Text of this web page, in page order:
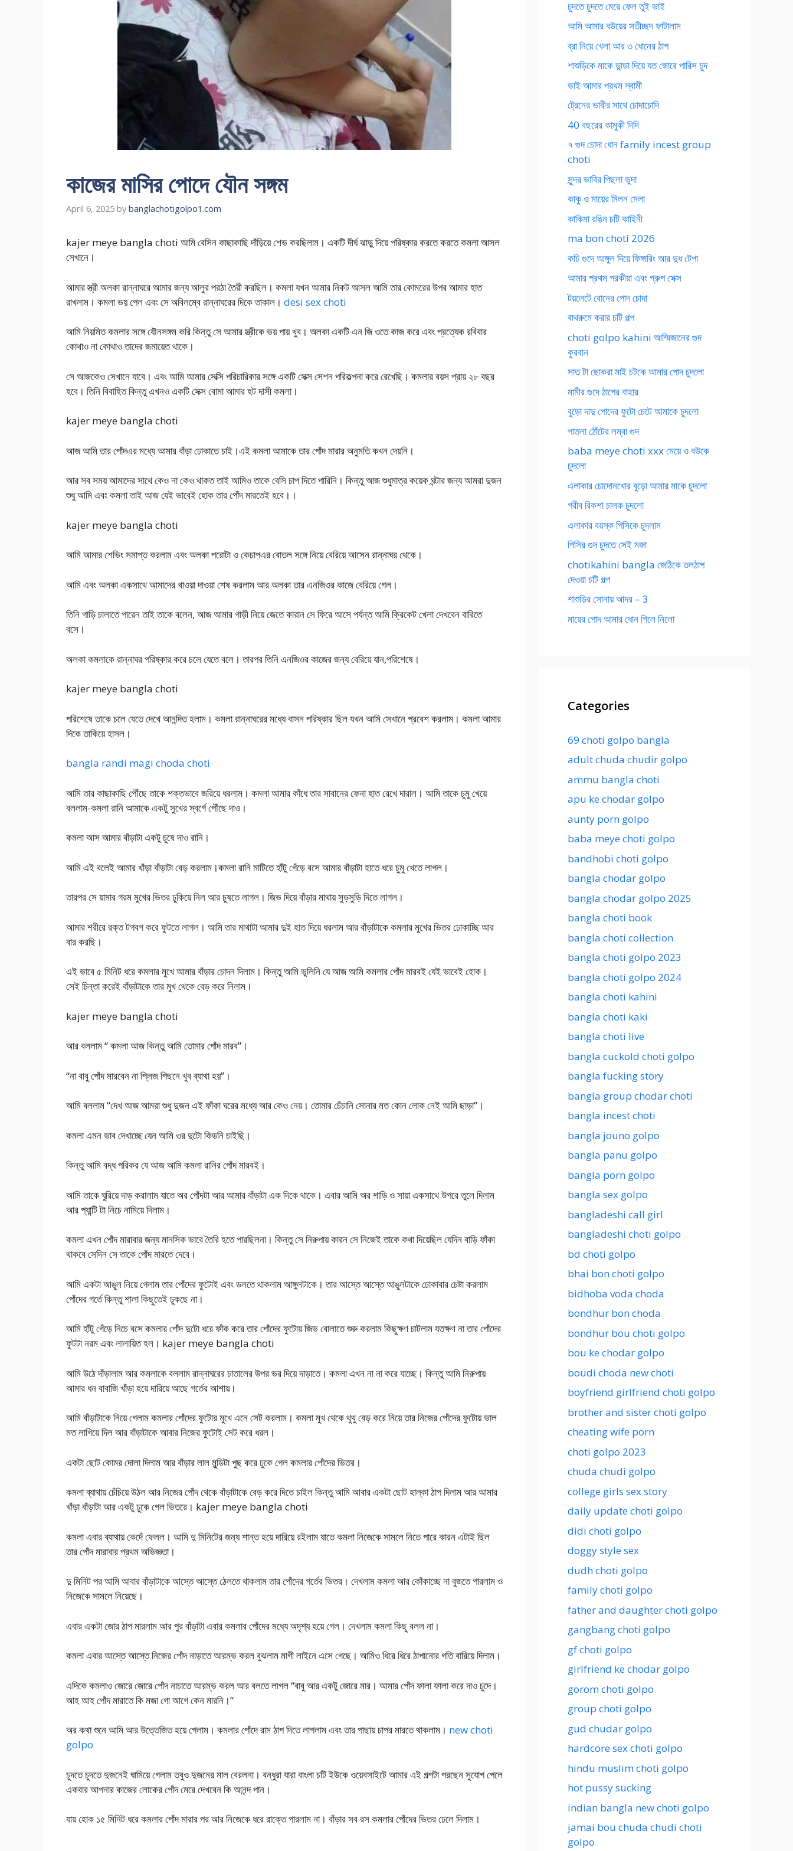
কাজের মাসির পোদে যৌন সঙ্গম
April 6, 2025 by banglachotigolpo1.com
kajer meye bangla choti আমি বেসিন কাছাকাছি দাঁড়িয়ে শেভ করছিলাম। একটি দীর্ঘ ঝাড়ু দিয়ে পরিষ্কার করতে করতে কমলা আসল
সেখানে।
আমার স্ত্রী অলকা রান্নাঘরে আমার জন্য আলুর পরঠা তৈরী করছিল। কমলা যখন আমার নিকট আসল আমি তার কোমরের উপর আমার হাত
রাখলাম। কমলা ভয় পেল এবং সে অবিলম্বে রান্নাঘরের দিকে তাকাল। desi sex choti
আমি নিয়মিত কমলার সঙ্গে যৌনসঙ্গম করি কিন্তু সে আমার স্ত্রীকে ভয় পায় খুব। অলকা একটি এন জি ওতে কাজ করে এবং প্রত্যেক রবিবার
কোথাও না কোথাও তাদের জমায়েত থাকে।
সে আজকেও সেখানে যাবে। এবং আমি আমার সেক্সি পরিচারিকার সঙ্গে একটি সেক্স সেশন পরিকল্পনা করে রেখেছি। কমলার বয়স প্রায় ২৮ বছর
হবে। তিনি বিবাহিত কিন্তু এখনও একটি সেক্স বোমা আমার হট দাসী কমলা।
kajer meye bangla choti
আজ আমি তার পোঁদএর মধ্যে আমার বাঁড়া ঢোকাতে চাই।এই কমলা আমাকে তার পোঁদ মারার অনুমতি কখন দেয়নি।
আর সব সময় আমাদের সাথে কেও না কেও থাকত তাই আমিও তাকে বেসি চাপ দিতে পারিনি। কিন্তু আজ শুধুমাত্র কয়েক ঘন্টার জন্য আমরা দুজন
শুধু আমি এবং কমলা তাই আজ যেই ভাবেই হোক তার পোঁদ মারতেই হবে।।
kajer meye bangla choti
আমি আমার শেভিং সমাপ্ত করলাম এবং অলকা পরোটা ও কেচাপএর বোতল সঙ্গে নিয়ে বেরিয়ে আসেন রান্নাঘর থেকে।
আমি এবং অলকা একসাথে আমাদের খাওয়া দাওয়া শেষ করলাম আর অলকা তার এনজিওর কাজে বেরিয়ে গেল।
তিনি গাড়ি চালাতে পারেন তাই তাকে বলেন, আজ আমার গাড়ী নিয়ে জেতে কারান সে ফিরে আসে পর্যন্ত আমি ক্রিকেট খেলা দেখবেন বারিতে
বসে।
অলকা কমলাকে রান্নাঘর পরিষ্কার করে চলে যেতে বলে। তারপর তিনি এনজিওর কাজের জন্য বেরিয়ে যান,পরিশেষে।
kajer meye bangla choti
পরিশেষে তাকে চলে যেতে দেখে আনন্দিত হলাম। কমলা রান্নাঘরের মধ্যে বাসন পরিষ্কার ছিল যখন আমি সেখানে প্রবেশ করলাম। কমলা আমার
দিকে তাকিয়ে হাসল।
bangla randi magi choda choti
আমি তার কাছাকাছি পৌঁছে তাকে শক্তভাবে জরিয়ে ধরলাম। কমলা আমার কাঁধে তার সাবানের ফেনা হাত রেখে দারাল। আমি তাকে চুমু খেয়ে
বললাম-কমলা রানি আমাকে একটু সুখের স্বর্গে পৌঁছে দাও।
কমলা আস আমার বাঁড়াটা একটু চুষে দাও রানি।
আমি এই বলেই আমার খাঁড়া বাঁড়াটা বেড় করলাম।কমলা রানি মাটিতে হাঁটু গেঁড়ে বসে আমার বাঁড়াটা হাতে ধরে চুমু খেতে লাগল।
তারপর সে য়ামার গরম মুখের ভিতর ঢুকিয়ে নিল আর চুষতে লাগল। জিভ দিয়ে বাঁড়ার মাথায় সুড়সুড়ি দিতে লাগল।
আমার শরীরে রক্ত টগবগ করে ফুটতে লাগল। আমি তার মাথাটা আমার দুই হাত দিয়ে ধরলাম আর বাঁড়াটাকে কমলার মুখের ভিতর ঢোকাচ্ছি আর
বার করছি।
এই ভাবে ৫ মিনিট ধরে কমলার মুখে আমার বাঁড়ার চোদন দিলাম। কিন্তু আমি ভুলিনি যে আজ আমি কমলার পোঁদ মারবই যেই ভাবেই হোক।
সেই চিন্তা করেই বাঁড়াটাকে তার মুখ থেকে বেড় করে নিলাম।
kajer meye bangla choti
আর বললাম “ কমলা আজ কিন্তু আমি তোমার পোঁদ মারব”।
“না বাবু পোঁদ মারবেন না প্লিজ পিছনে খুব ব্যাথা হয়”।
আমি বললাম “দেখ আজ আমরা শুধু দুজন এই ফাঁকা ঘরের মধ্যে আর কেও নেয়। তোমার চেঁচানি সোনার মত কোন লোক নেই আমি ছাড়া”।
কমলা এমন ভাব দেখাচ্ছে যেন আমি ওর দুটো কিডনি চাইছি।
কিন্তু আমি বদ্ধ পরিকর যে আজ আমি কমলা রানির পোঁদ মারবই।
আমি তাকে ঘুরিয়ে দাড় করালাম যাতে অর পোঁদটা আর আমার বাঁড়াটা এক দিকে থাকে। এবার আমি অর শাড়ি ও সায়া একসাথে উপরে তুলে দিলাম
আর প্যান্টি টা নিচে নামিয়ে দিলাম।
কমলা এখন পোঁদ মারাবার জন্য মানসিক ভাবে তৈরি হতে পারছিলনা। কিন্তু সে নিরুপায় কারন সে নিজেই তাকে কথা দিয়েছিল যেদিন বাড়ি ফাঁকা
থাকবে সেদিন সে তাকে পোঁদ মারতে দেবে।
আমি একটা আঙুল নিয়ে গেলাম তার পোঁদের ফুটোই এবং ডলতে থাকলাম আঙ্গুলটাকে। তার আস্তে আস্তে আঙুলটাকে ঢোকাবার চেষ্টা করলাম
পোঁদের গর্তে কিন্তু শালা কিছুতেই ঢুকছে না।
আমি হাঁটু গেঁড়ে নিচে বসে কমলার পোঁদ দুটো ধরে ফাঁক করে তার পোঁদের ফুটোয় জিভ বোলাতে শুরু করলাম কিছুক্ষণ চাটলাম যতক্ষণ না তার পোঁদের
ফুটটা নরম এবং লালায়িত হল। kajer meye bangla choti
আমি উঠে দাঁড়ালাম আর কমলাকে বললাম রান্নাঘরের চাতালের উপর ভর দিয়ে দাড়াতে। কমলা এখন না না করে যাচ্ছে। কিন্তু আমি নিরুপায়
আমার ধন বাবাজি খাঁড়া হয়ে দারিয়ে আছে গর্তের আশায়।
আমি বাঁড়াটাকে নিয়ে গেলাম কমলার পোঁদের ফুটোর মুখে এনে সেট করলাম। কমলা মুখ থেকে থুথু বেড় করে নিয়ে তার নিজের পোঁদের ফুটোয় ভাল
মত লাগিয়ে দিল আর বাঁড়াটাকে আবার নিজের ফুটোই সেট করে ধরল।
একটা ছোট কোমর দোলা দিলাম আর বাঁড়ার লাল মুন্ডিটা পুছ করে ঢুকে গেল কমলার পোঁদের ভিতর।
কমলা ব্যাথায় চেঁচিয়ে উঠল আর নিজের পোঁদ থেকে বাঁড়াটাকে বেড় করে দিতে চাইল কিন্তু আমি আবার একটা ছোট হাল্কা ঠাপ দিলাম আর আমার
খাঁড়া বাঁড়াটা আর একটু ঢুকে গেল ভিতরে। kajer meye bangla choti
কমলা এবার ব্যাথায় কেদেঁ ফেলল। আমি দু মিনিটের জন্য শান্ত হয়ে দারিয়ে রইলাম যাতে কমলা নিজেকে সামলে নিতে পারে কারন এটাই ছিল
তার পোঁদ মারাবার প্রথম অভিজ্ঞতা।
দু মিনিট পর আমি আবার বাঁড়াটাকে আস্তে আস্তে ঠেলতে থাকলাম তার পোঁদের গর্তের ভিতর। দেখলাম কমলা আর কোঁকাচ্ছে না বুজতে পারলাম ও
নিজেকে সামলে নিয়েছে।
এবার একটা জোর ঠাপ মারলাম আর পুর বাঁড়াটা এবার কমলার পোঁদের মধ্যে অদৃশ্য হয়ে গেল। দেখলাম কমলা কিছু বলল না।
কমলা এবার আস্তে আস্তে নিজের পোঁদ নাড়াতে আরম্ভ করল বুঝলাম মাগী লাইনে এসে গেছে। আমিও ধিরে ধিরে ঠাপানোর গতি বারিয়ে দিলাম।
এদিকে কমলাও জোরে জোরে পোঁদ নাচাতে আরম্ভ করল আর বলতে লাগল “বাবু আর একটু জোরে মার। আমার পোঁদ ফালা ফালা করে দাও চুদে।
আহ আহ পোঁদ মারাতে কি মজা গো আগে কেন মারনি।“
অর কথা শুনে আমি আর উত্তেজিত হয়ে গেলাম। কমলার পোঁদে রাম ঠাপ দিতে লাগলাম এবং তার পাছায় চাপর মারতে থাকলাম। new choti
golpo
চুদতে চুদতে দুজনেই ঘামিয়ে গেলাম তবুও দুজনের মাল বেরলনা। বন্ধুরা যারা বাংলা চটি ইউকে ওয়েবসাইটে আমার এই গল্পটা পরছেন সুযোগ পেলে
একবার আপনার কাজের লোকের পোঁদ মেরে দেখবেন কি আনন্দ পান।
যায় হোক ১৫ মিনিট ধরে কমলার পোঁদ মারার পর আর নিজেকে ধরে রাক্তে পারলাম না। বাঁড়ার সব রস কমলার পোঁদের ভিতর ঢেলে দিলাম।
চুদতে চুদতে মেরে ফেল তুই ভাই
আমি আমার বউয়ের সতীচ্ছদ ফাটালাম
ব্রা নিয়ে খেলা আর ৩ ধোনের ঠাপ
শাশুড়িকে মাকে ডান্ডা দিয়ে যত জোরে পারিস চুদ
ভাই আমার প্রথম স্বামী
ট্রেনের ভাবীর সাথে চোদাচোদি
40 বছরের কামুকী দিদি
৭ গুদ চোদা ধোন family incest group
choti
সুন্দর ভাবির পিছলা ভুদা
কাকু ও মায়ের মিলন মেলা
কাকিমা রঙিন চটি কাহিনী
ma bon choti 2026
কচি গুদে আঙ্গুল দিয়ে ফিঙ্গারিং আর দুধ টেপা
আমার প্রথম পরকীয়া এবং গ্রুপ সেক্স
টয়লেটে বোনের পোদ চোদা
বাথরুমে করার চটি গল্প
choti golpo kahini আম্মিজানের গুদ
কুরবান
সাত টা ছোকরা মাই চটকে আমার পোদ চুদলো
মামীর গুদে ঠাপের বাহার
বুড়ো দাদু পোদের ফুটো চেটে আমাকে চুদলো
পাতলা ঠোঁটের লম্বা গুদ
baba meye choti xxx মেয়ে ও বউকে
চুদলো
এলাকার চোদোনখোর বুড়ো আমার মাকে চুদলো
গরীব রিকশা চালক চুদলো
এলাকার বয়স্ক পিসিকে চুদলাম
পিসির গুদ চুদতে সেই মজা
chotikahini bangla জেঠিকে তলঠাপ
দেওয়া চটি গল্প
শাশুড়ির সোনায় আদর – 3
মায়ের পোদ আমার ধোন গিলে নিলো
Categories
69 choti golpo bangla
adult chuda chudir golpo
ammu bangla choti
apu ke chodar golpo
aunty porn golpo
baba meye choti golpo
bandhobi choti golpo
bangla chodar golpo
bangla chodar golpo 2025
bangla choti book
bangla choti collection
bangla choti golpo 2023
bangla choti golpo 2024
bangla choti kahini
bangla choti kaki
bangla choti live
bangla cuckold choti golpo
bangla fucking story
bangla group chodar choti
bangla incest choti
bangla jouno golpo
bangla panu golpo
bangla porn golpo
bangla sex golpo
bangladeshi call girl
bangladeshi choti golpo
bd choti golpo
bhai bon choti golpo
bidhoba voda choda
bondhur bon choda
bondhur bou choti golpo
bou ke chodar golpo
boudi choda new choti
boyfriend girlfriend choti golpo
brother and sister choti golpo
cheating wife porn
choti golpo 2023
chuda chudi golpo
college girls sex story
daily update choti golpo
didi choti golpo
doggy style sex
dudh choti golpo
family choti golpo
father and daughter choti golpo
gangbang choti golpo
gf choti golpo
girlfriend ke chodar golpo
gorom choti golpo
group choti golpo
gud chudar golpo
hardcore sex choti golpo
hindu muslim choti golpo
hot pussy sucking
indian bangla new choti golpo
jamai bou chuda chudi choti
golpo